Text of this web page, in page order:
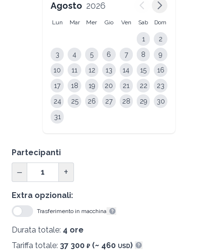
Agosto 2026
Lun Mar Mer Gio Ven Sab Dom
1
2
3
4 5 6 7 8
9
10
11 12 13 14 15
16
17
18 19 20 21 22
23
24
25 26 27 28 29
30
31
Partecipanti
− +
Extra opzionali:
Trasferimento in macchina
Durata totale: 4 ore
Tariffa totale: 37 300 ₽ (~ 460 USD)